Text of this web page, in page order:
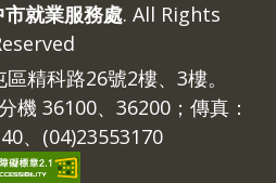
市就業服務處. All Rights
精科路26號2樓、3樓。
機 36100、36200；傳真：
、(04)23553170